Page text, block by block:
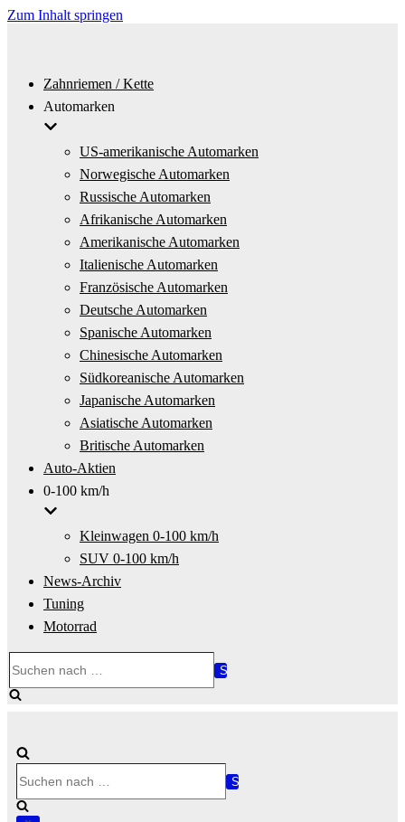
Zum Inhalt springen
Zahnriemen / Kette
Automarken
US-amerikanische Automarken
Norwegische Automarken
Russische Automarken
Afrikanische Automarken
Amerikanische Automarken
Italienische Automarken
Französische Automarken
Deutsche Automarken
Spanische Automarken
Chinesische Automarken
Südkoreanische Automarken
Japanische Automarken
Asiatische Automarken
Britische Automarken
Auto-Aktien
0-100 km/h
Kleinwagen 0-100 km/h
SUV 0-100 km/h
News-Archiv
Tuning
Motorrad
nach …
nach …